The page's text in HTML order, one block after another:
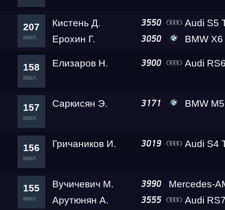
207
квал.
Кистень Д. 3550
Audi S5
Ерохин Г.
3050 BMW X6
158
квал.
Елизаров Н. 3900 Audi
157
квал.
Саркисян Э. 3171 BMW M5
156
квал.
Гричаников И. 3019 Audi S4
155
квал.
Вучичевич М. 3990
Арутюнян А. 3555 Audi